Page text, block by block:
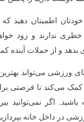
اطمینان دهید
ندارند و زود
بدهد و از حملات آینده
ورزشی می‌تواند
کمک می‌کند تا فرصتی
باشید. اگر نمی‌توانید
در داخل خانه